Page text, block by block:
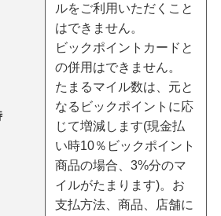
ルをご利用いただくこと
はできません。
ビックポイントカードと
の併用はできません。
たまるマイル数は、元と
なるビックポイントに応
じて増減します(現金払
い時10％ビックポイント
商品の場合、3%分のマ
イルがたまります)。お
支払方法、商品、店舗に